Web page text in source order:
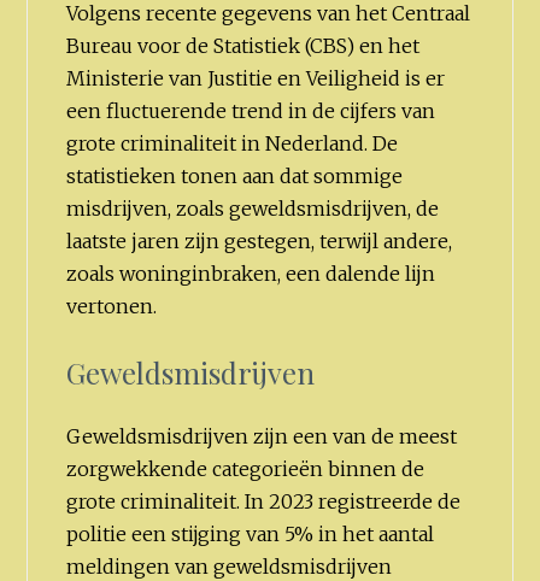
Volgens recente gegevens van het Centraal
Bureau voor de Statistiek (CBS) en het
Ministerie van Justitie en Veiligheid is er
een fluctuerende trend in de cijfers van
grote criminaliteit in Nederland. De
statistieken tonen aan dat sommige
misdrijven, zoals geweldsmisdrijven, de
laatste jaren zijn gestegen, terwijl andere,
zoals woninginbraken, een dalende lijn
vertonen.
Geweldsmisdrijven
Geweldsmisdrijven zijn een van de meest
zorgwekkende categorieën binnen de
grote criminaliteit. In 2023 registreerde de
politie een stijging van 5% in het aantal
meldingen van geweldsmisdrijven